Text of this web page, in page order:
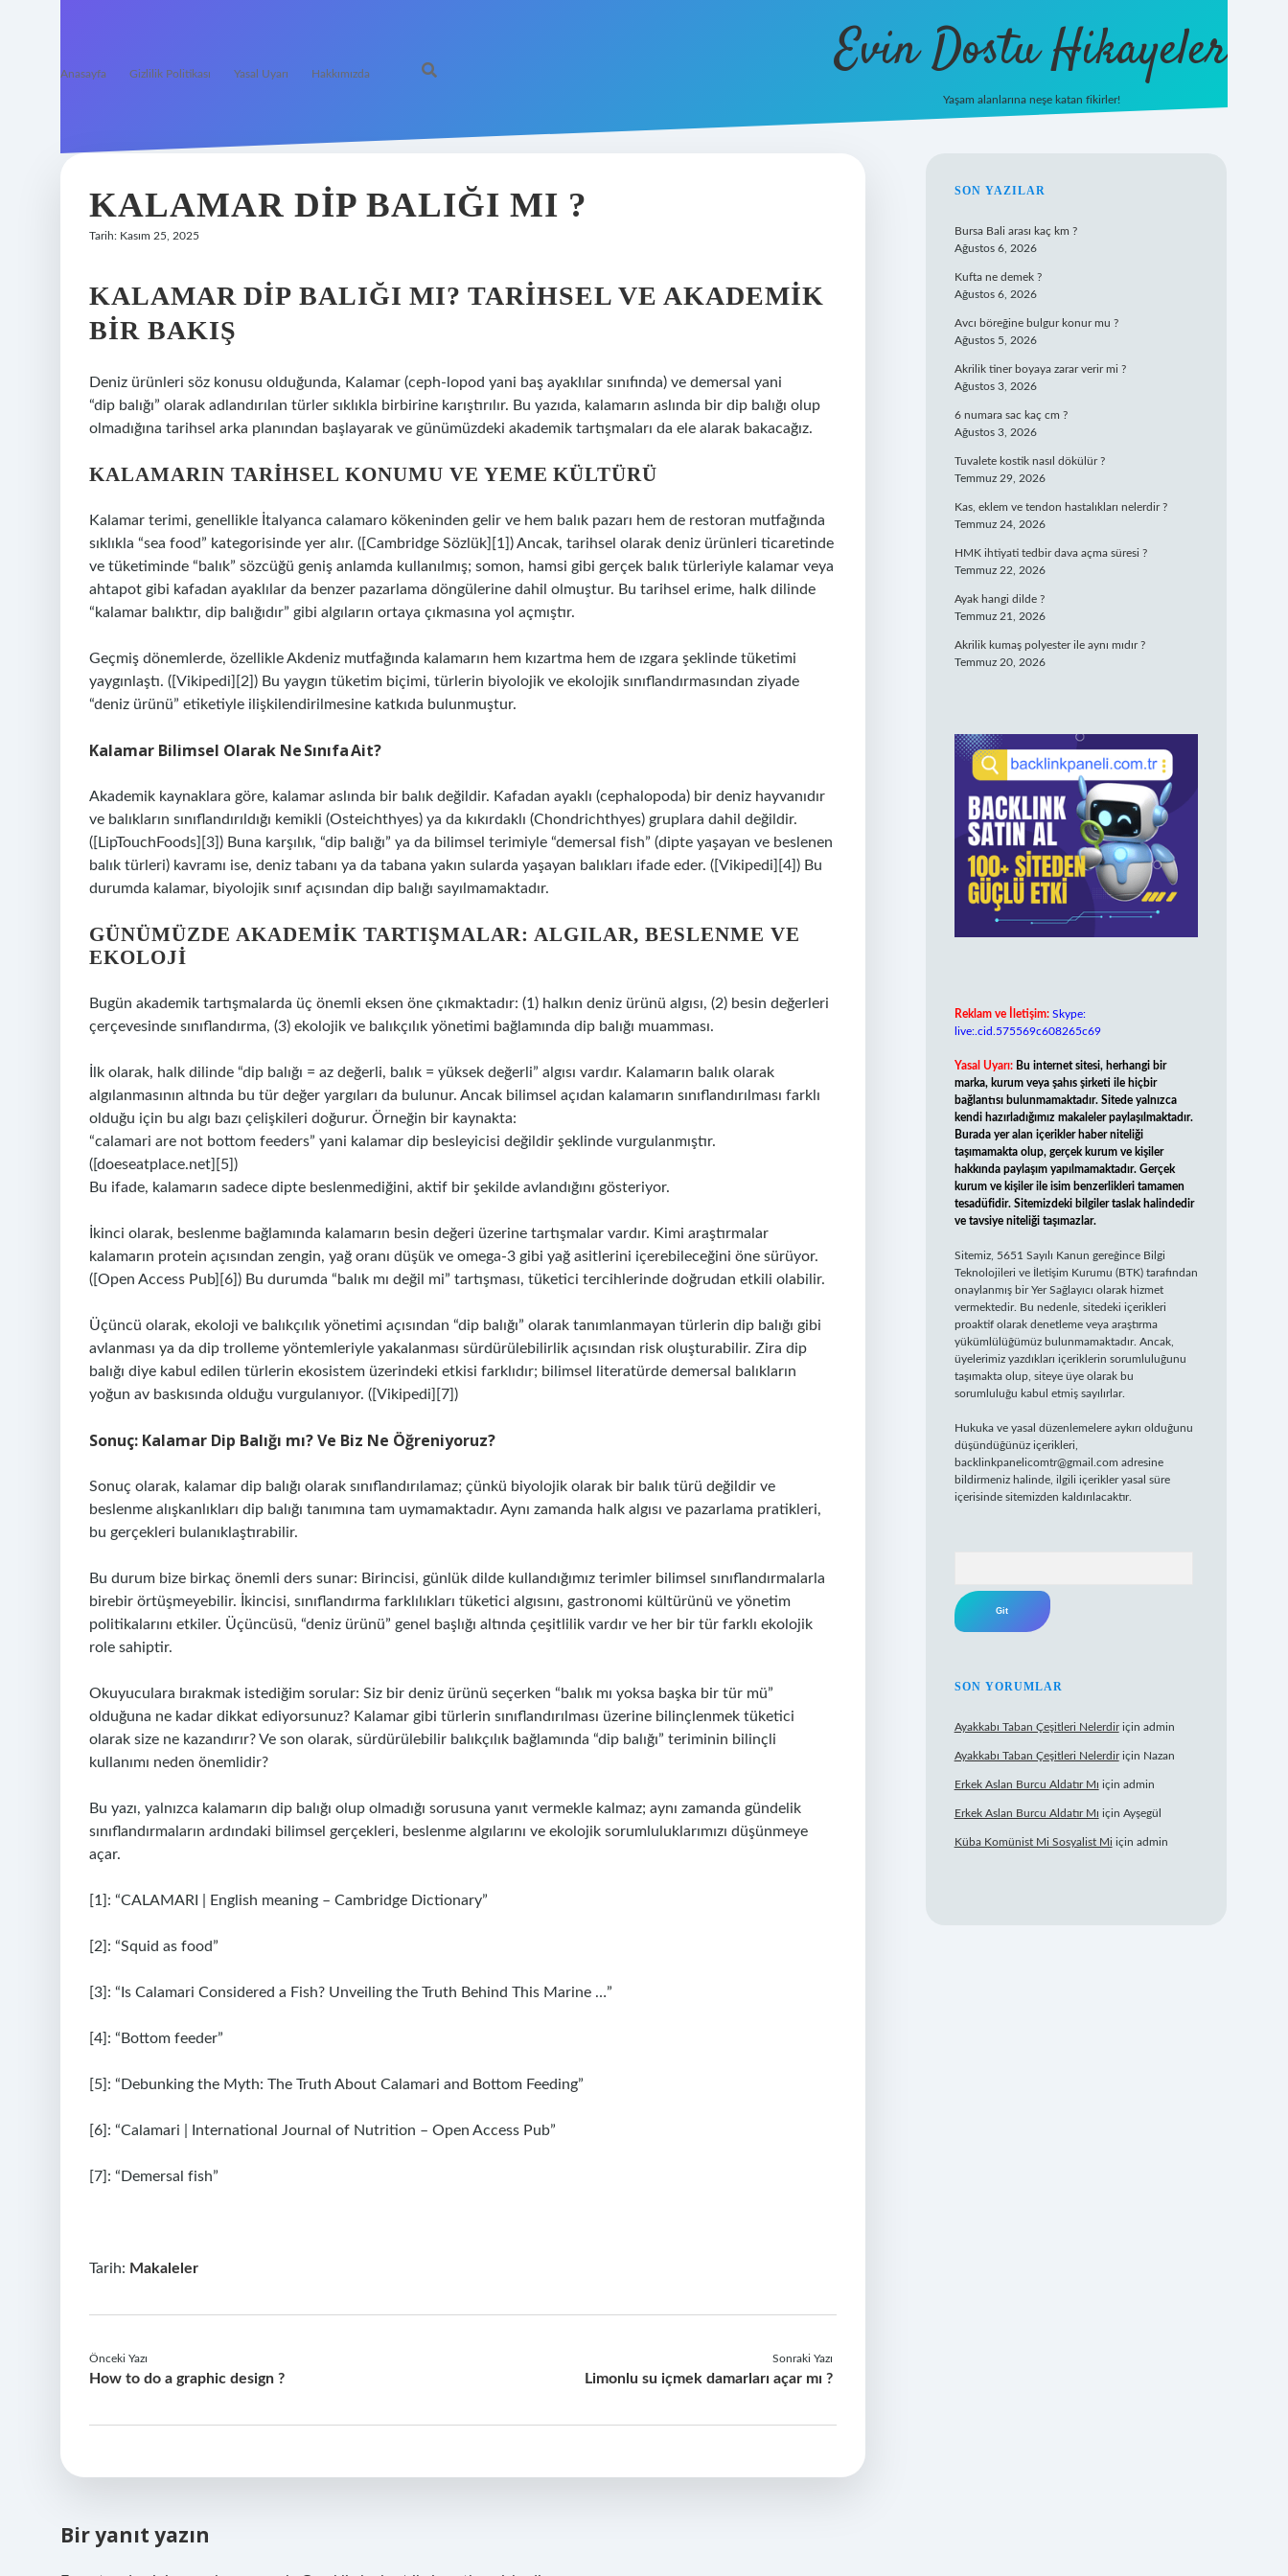
Anasayfa Gizlilik Politikası Yasal Uyarı Hakkımızda Evin Dostu Hikayeler
Yaşam alanlarına neşe katan fikirler!
KALAMAR DIP BALIĞI MI ?
Tarih: Kasım 25, 2025
KALAMAR DIP BALIĞI MI? TARIHSEL VE AKADEMIK
BIR BAKIŞ
Deniz ürünleri söz konusu olduğunda, Kalamar (ceph‑lopod yani baş ayaklılar sınıfında) ve demersal yani
“dip balığı” olarak adlandırılan türler sıklıkla birbirine karıştırılır. Bu yazıda, kalamarın aslında bir dip balığı olup
olmadığına tarihsel arka planından başlayarak ve günümüzdeki akademik tartışmaları da ele alarak bakacağız.
KALAMARIN TARIHSEL KONUMU VE YEME KÜLTÜRÜ
Kalamar terimi, genellikle İtalyanca calamaro kökeninden gelir ve hem balık pazarı hem de restoran mutfağında
sıklıkla “sea food” kategorisinde yer alır. ([Cambridge Sözlük][1]) Ancak, tarihsel olarak deniz ürünleri ticaretinde
ve tüketiminde “balık” sözcüğü geniş anlamda kullanılmış; somon, hamsi gibi gerçek balık türleriyle kalamar veya
ahtapot gibi kafadan ayaklılar da benzer pazarlama döngülerine dahil olmuştur. Bu tarihsel erime, halk dilinde
“kalamar balıktır, dip balığıdır” gibi algıların ortaya çıkmasına yol açmıştır.
Geçmiş dönemlerde, özellikle Akdeniz mutfağında kalamarın hem kızartma hem de ızgara şeklinde tüketimi
yaygınlaştı. ([Vikipedi][2]) Bu yaygın tüketim biçimi, türlerin biyolojik ve ekolojik sınıflandırmasından ziyade
“deniz ürünü” etiketiyle ilişkilendirilmesine katkıda bulunmuştur.
Kalamar Bilimsel Olarak Ne Sınıfa Ait?
Akademik kaynaklara göre, kalamar aslında bir balık değildir. Kafadan ayaklı (cephalopoda) bir deniz hayvanıdır
ve balıkların sınıflandırıldığı kemikli (Osteichthyes) ya da kıkırdaklı (Chondrichthyes) gruplara dahil değildir.
([LipTouchFoods][3]) Buna karşılık, “dip balığı” ya da bilimsel terimiyle “demersal fish” (dipte yaşayan ve beslenen
balık türleri) kavramı ise, deniz tabanı ya da tabana yakın sularda yaşayan balıkları ifade eder. ([Vikipedi][4]) Bu
durumda kalamar, biyolojik sınıf açısından dip balığı sayılmamaktadır.
GÜNÜMÜZDE AKADEMIK TARTIŞMALAR: ALGILAR, BESLENME VE
EKOLOJI
Bugün akademik tartışmalarda üç önemli eksen öne çıkmaktadır: (1) halkın deniz ürünü algısı, (2) besin değerleri
çerçevesinde sınıflandırma, (3) ekolojik ve balıkçılık yönetimi bağlamında dip balığı muamması.
İlk olarak, halk dilinde “dip balığı = az değerli, balık = yüksek değerli” algısı vardır. Kalamarın balık olarak
algılanmasının altında bu tür değer yargıları da bulunur. Ancak bilimsel açıdan kalamarın sınıflandırılması farklı
olduğu için bu algı bazı çelişkileri doğurur. Örneğin bir kaynakta:
“calamari are not bottom feeders” yani kalamar dip besleyicisi değildir şeklinde vurgulanmıştır.
([doeseatplace.net][5])
Bu ifade, kalamarın sadece dipte beslenmediğini, aktif bir şekilde avlandığını gösteriyor.
İkinci olarak, beslenme bağlamında kalamarın besin değeri üzerine tartışmalar vardır. Kimi araştırmalar
kalamarın protein açısından zengin, yağ oranı düşük ve omega‑3 gibi yağ asitlerini içerebileceğini öne sürüyor.
([Open Access Pub][6]) Bu durumda “balık mı değil mi” tartışması, tüketici tercihlerinde doğrudan etkili olabilir.
Üçüncü olarak, ekoloji ve balıkçılık yönetimi açısından “dip balığı” olarak tanımlanmayan türlerin dip balığı gibi
avlanması ya da dip trolleme yöntemleriyle yakalanması sürdürülebilirlik açısından risk oluşturabilir. Zira dip
balığı diye kabul edilen türlerin ekosistem üzerindeki etkisi farklıdır; bilimsel literatürde demersal balıkların
yoğun av baskısında olduğu vurgulanıyor. ([Vikipedi][7])
Sonuç: Kalamar Dip Balığı mı? Ve Biz Ne Öğreniyoruz?
Sonuç olarak, kalamar dip balığı olarak sınıflandırılamaz; çünkü biyolojik olarak bir balık türü değildir ve
beslenme alışkanlıkları dip balığı tanımına tam uymamaktadır. Aynı zamanda halk algısı ve pazarlama pratikleri,
bu gerçekleri bulanıklaştırabilir.
Bu durum bize birkaç önemli ders sunar: Birincisi, günlük dilde kullandığımız terimler bilimsel sınıflandırmalarla
birebir örtüşmeyebilir. İkincisi, sınıflandırma farklılıkları tüketici algısını, gastronomi kültürünü ve yönetim
politikalarını etkiler. Üçüncüsü, “deniz ürünü” genel başlığı altında çeşitlilik vardır ve her bir tür farklı ekolojik
role sahiptir.
Okuyuculara bırakmak istediğim sorular: Siz bir deniz ürünü seçerken “balık mı yoksa başka bir tür mü”
olduğuna ne kadar dikkat ediyorsunuz? Kalamar gibi türlerin sınıflandırılması üzerine bilinçlenmek tüketici
olarak size ne kazandırır? Ve son olarak, sürdürülebilir balıkçılık bağlamında “dip balığı” teriminin bilinçli
kullanımı neden önemlidir?
Bu yazı, yalnızca kalamarın dip balığı olup olmadığı sorusuna yanıt vermekle kalmaz; aynı zamanda gündelik
sınıflandırmaların ardındaki bilimsel gerçekleri, beslenme algılarını ve ekolojik sorumluluklarımızı düşünmeye
açar.
[1]: “CALAMARI | English meaning – Cambridge Dictionary”
[2]: “Squid as food”
[3]: “Is Calamari Considered a Fish? Unveiling the Truth Behind This Marine …”
[4]: “Bottom feeder”
[5]: “Debunking the Myth: The Truth About Calamari and Bottom Feeding”
[6]: “Calamari | International Journal of Nutrition – Open Access Pub”
[7]: “Demersal fish”
Tarih: Makaleler
Önceki Yazı
How to do a graphic design ?
Sonraki Yazı
Limonlu su içmek damarları açar mı ?
Bir yanıt yazın
SIDEBAR
SON YAZILAR
Bursa Bali arası kaç km ?
Ağustos 6, 2026
Kufta ne demek ?
Ağustos 6, 2026
Avcı böreğine bulgur konur mu ?
Ağustos 5, 2026
Akrilik tiner boyaya zarar verir mi ?
Ağustos 3, 2026
6 numara sac kaç cm ?
Ağustos 3, 2026
Tuvalete kostik nasıl dökülür ?
Temmuz 29, 2026
Kas, eklem ve tendon hastalıkları nelerdir ?
Temmuz 24, 2026
HMK ihtiyati tedbir dava açma süresi ?
Temmuz 22, 2026
Ayak hangi dilde ?
Temmuz 21, 2026
Akrilik kumaş polyester ile aynı mıdır ?
Temmuz 20, 2026
Reklam ve İletişim: Skype:
live:.cid.575569c608265c69
Yasal Uyarı: Bu internet sitesi, herhangi bir
marka, kurum veya şahıs şirketi ile hiçbir
bağlantısı bulunmamaktadır. Sitede yalnızca
kendi hazırladığımız makaleler paylaşılmaktadır.
Burada yer alan içerikler haber niteliği
taşımamakta olup, gerçek kurum ve kişiler
hakkında paylaşım yapılmamaktadır. Gerçek
kurum ve kişiler ile isim benzerlikleri tamamen
tesadüfidir. Sitemizdeki bilgiler taslak halindedir
ve tavsiye niteliği taşımazlar.
Sitemiz, 5651 Sayılı Kanun gereğince Bilgi
Teknolojileri ve İletişim Kurumu (BTK) tarafından
onaylanmış bir Yer Sağlayıcı olarak hizmet
vermektedir. Bu nedenle, sitedeki içerikleri
proaktif olarak denetleme veya araştırma
yükümlülüğümüz bulunmamaktadır. Ancak,
üyelerimiz yazdıkları içeriklerin sorumluluğunu
taşımakta olup, siteye üye olarak bu
sorumluluğu kabul etmiş sayılırlar.
Hukuka ve yasal düzenlemelere aykırı olduğunu
düşündüğünüz içerikleri,
backlinkpanelicomtr@gmail.com adresine
bildirmeniz halinde, ilgili içerikler yasal süre
içerisinde sitemizden kaldırılacaktır.
SON YORUMLAR
Ayakkabı Taban Çeşitleri Nelerdiriçin admin
Ayakkabı Taban Çeşitleri Nelerdiriçin Nazan
Erkek Aslan Burcu Aldatır Mı için admin
Erkek Aslan Burcu Aldatır Mı için Ayşegül
Küba Komünist Mi Sosyalist Mi için admin